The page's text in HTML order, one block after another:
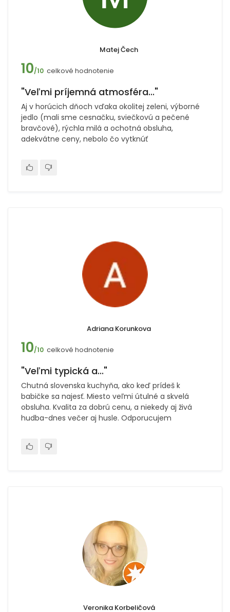
Matej Čech
10/10 celkové hodnotenie
"Veľmi príjemná atmosféra..."
Aj v horúcich dňoch vďaka okolitej zeleni, výborné
jedlo (mali sme cesnačku, sviečkovú a pečené
bravčové), rýchla milá a ochotná obsluha,
adekvátne ceny, nebolo čo vytknúť
Adriana Korunkova
10/10 celkové hodnotenie
"Veľmi typická a..."
Chutná slovenska kuchyňa, ako keď prídeš k
babičke sa najesť. Miesto veľmi útulné a skvelá
obsluha. Kvalita za dobrú cenu, a niekedy aj živá
hudba-dnes večer aj husle. Odporucujem
Veronika Korbeličová